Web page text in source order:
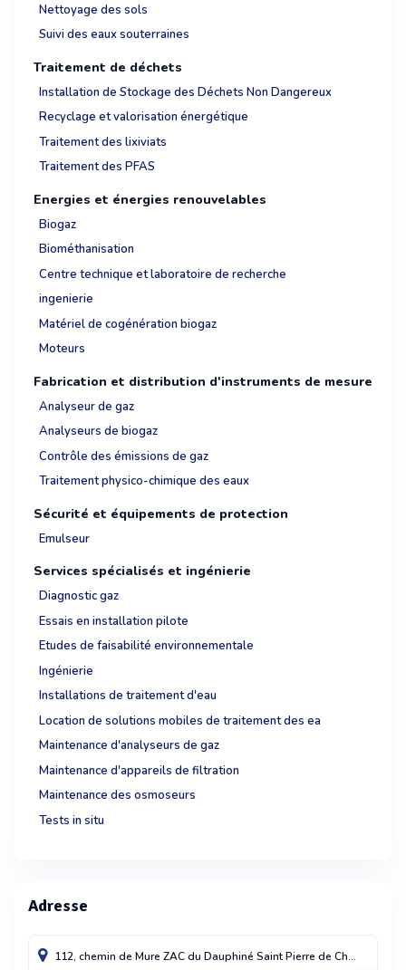
Nettoyage des sols
Suivi des eaux souterraines
Traitement de déchets
Installation de Stockage des Déchets Non Dangereux
Recyclage et valorisation énergétique
Traitement des lixiviats
Traitement des PFAS
Energies et énergies renouvelables
Biogaz
Biométhanisation
Centre technique et laboratoire de recherche
ingenierie
Matériel de cogénération biogaz
Moteurs
Fabrication et distribution d'instruments de mesure
Analyseur de gaz
Analyseurs de biogaz
Contrôle des émissions de gaz
Traitement physico-chimique des eaux
Sécurité et équipements de protection
Emulseur
Services spécialisés et ingénierie
Diagnostic gaz
Essais en installation pilote
Etudes de faisabilité environnementale
Ingénierie
Installations de traitement d'eau
Location de solutions mobiles de traitement des ea
Maintenance d'analyseurs de gaz
Maintenance d'appareils de filtration
Maintenance des osmoseurs
Tests in situ
Adresse
112, chemin de Mure ZAC du Dauphiné Saint Pierre de Chandieu